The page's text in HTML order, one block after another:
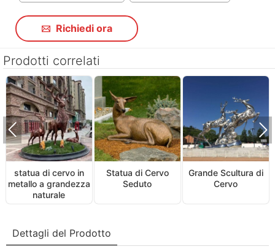
Richiedi ora
Prodotti correlati
statua di cervo in
metallo a grandezza
naturale
Statua di Cervo
Seduto
Grande Scultura di
Cervo
Dettagli del Prodotto